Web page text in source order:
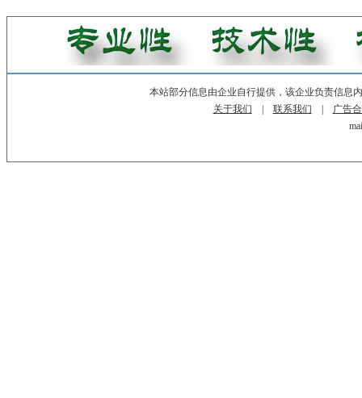
本站部分信息由企业自行提供，该企业负责信息
关于我们
联系我们
广告